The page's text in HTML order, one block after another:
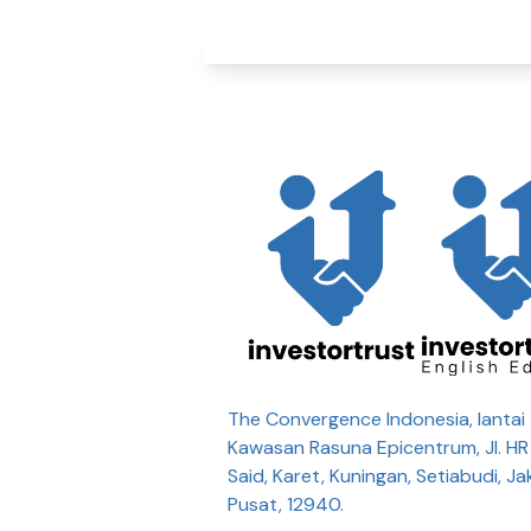
The Convergence Indonesia, lantai
Kawasan Rasuna Epicentrum, Jl.
Said, Karet, Kuningan, Setiabudi,
Pusat, 12940.